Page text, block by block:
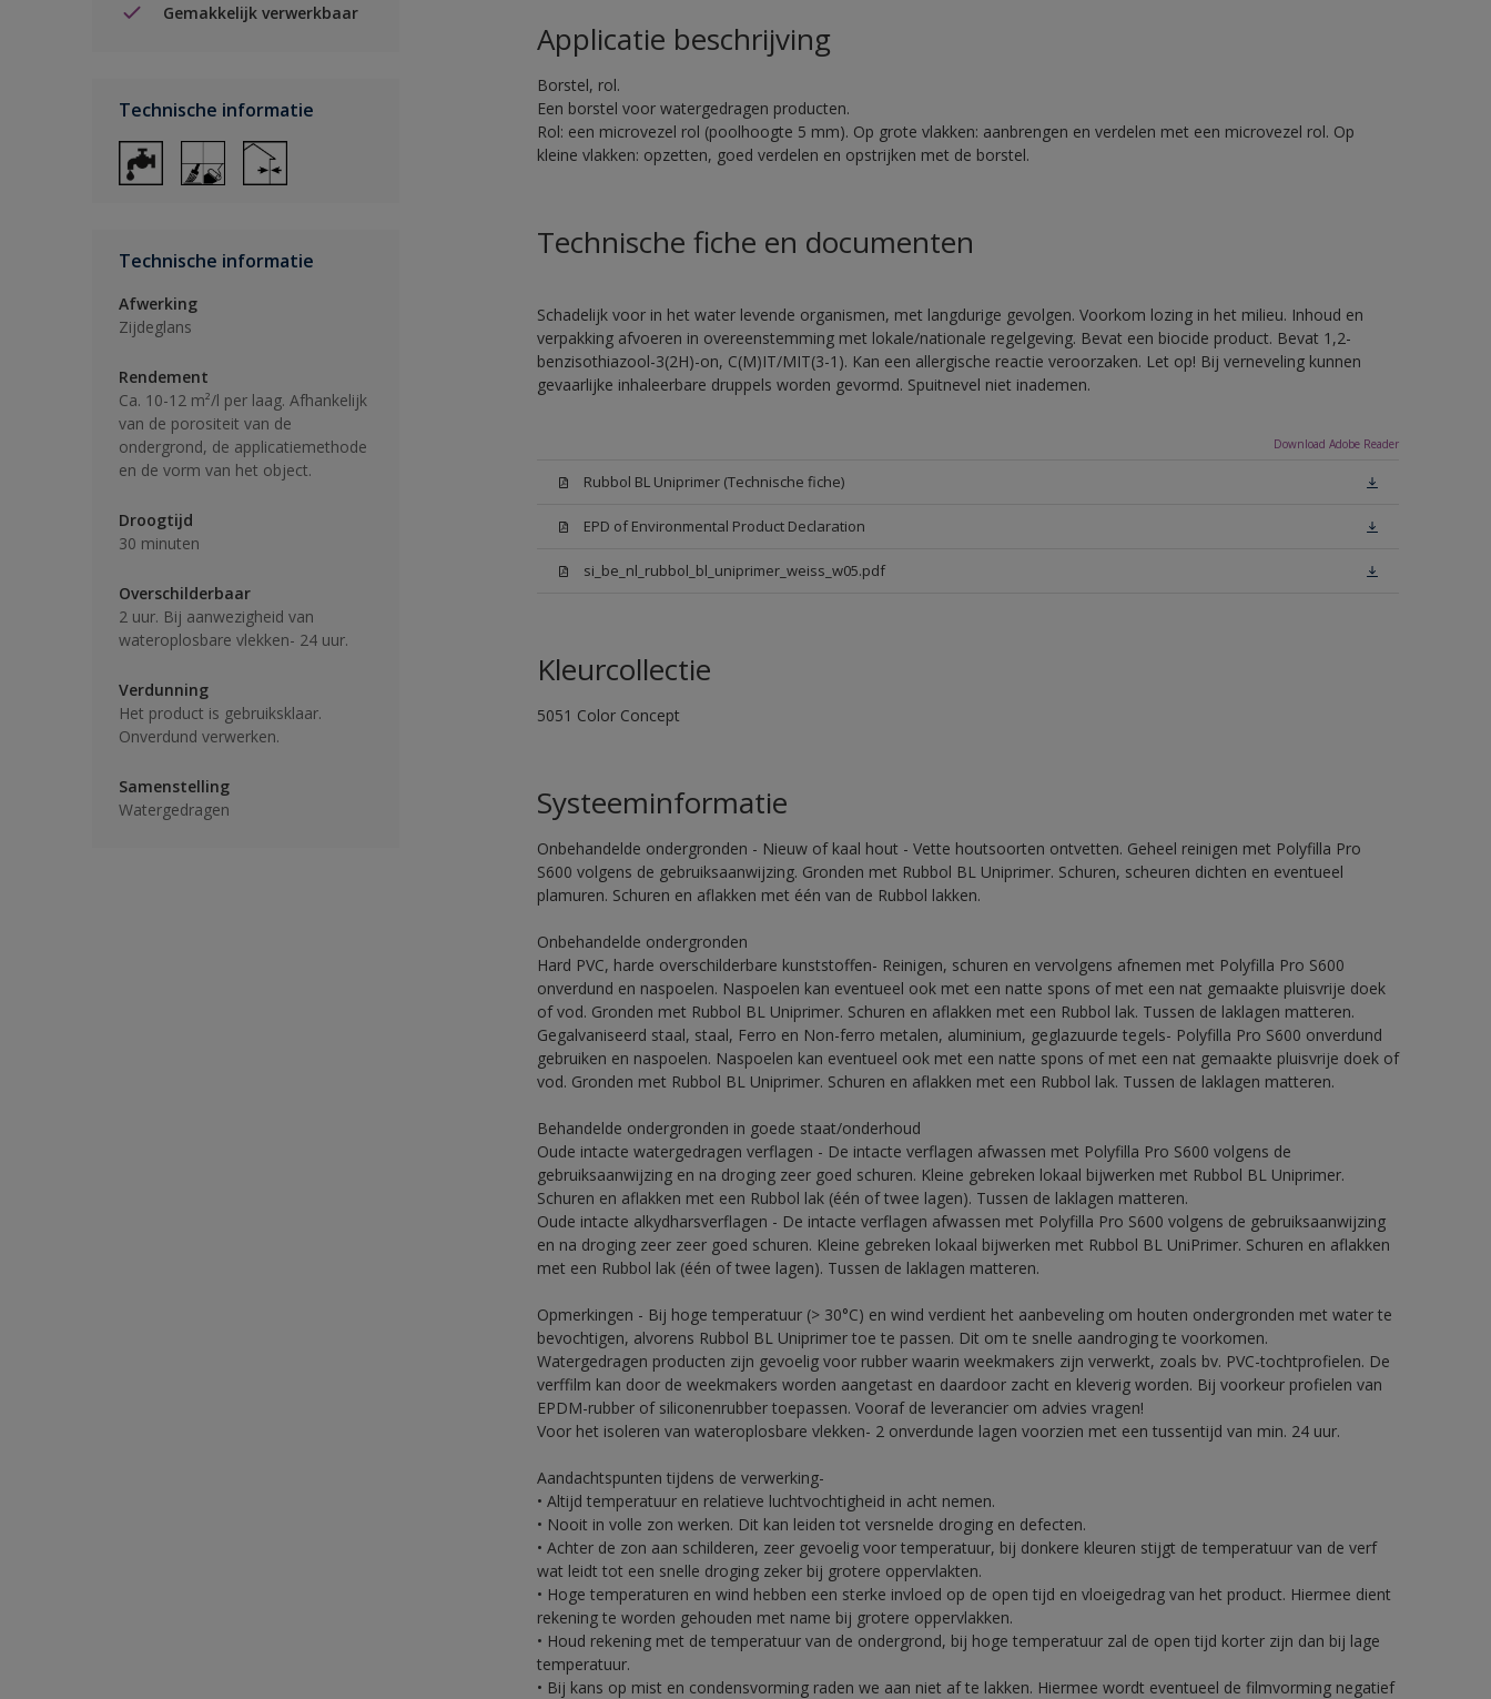
Gemakkelijk verwerkbaar
Technische informatie
Technische informatie
Afwerking
Zijdeglans
Rendement
Ca. 10-12 m²/l per laag. Afhankelijk
van de porositeit van de
ondergrond, de applicatiemethode
en de vorm van het object.
Droogtijd
30 minuten
Overschilderbaar
2 uur. Bij aanwezigheid van
wateroplosbare vlekken- 24 uur.
Verdunning
Het product is gebruiksklaar.
Onverdund verwerken.
Samenstelling
Watergedragen
Applicatie beschrijving
Borstel, rol.
Een borstel voor watergedragen producten.
Rol: een microvezel rol (poolhoogte 5 mm). Op grote vlakken: aanbrengen en verdelen met een microvezel rol. Op
kleine vlakken: opzetten, goed verdelen en opstrijken met de borstel.
Technische fiche en documenten
Schadelijk voor in het water levende organismen, met langdurige gevolgen. Voorkom lozing in het milieu. Inhoud en
verpakking afvoeren in overeenstemming met lokale/nationale regelgeving. Bevat een biocide product. Bevat 1,2-
benzisothiazool-3(2H)-on, C(M)IT/MIT(3-1). Kan een allergische reactie veroorzaken. Let op! Bij verneveling kunnen
gevaarlijke inhaleerbare druppels worden gevormd. Spuitnevel niet inademen.
Download Adobe Reader
Rubbol BL Uniprimer (Technische fiche)
EPD of Environmental Product Declaration
si_be_nl_rubbol_bl_uniprimer_weiss_w05.pdf
Kleurcollectie
5051 Color Concept
Systeeminformatie
Onbehandelde ondergronden - Nieuw of kaal hout - Vette houtsoorten ontvetten. Geheel reinigen met Polyfilla Pro
S600 volgens de gebruiksaanwijzing. Gronden met Rubbol BL Uniprimer. Schuren, scheuren dichten en eventueel
plamuren. Schuren en aflakken met één van de Rubbol lakken.
Onbehandelde ondergronden
Hard PVC, harde overschilderbare kunststoffen- Reinigen, schuren en vervolgens afnemen met Polyfilla Pro S600
onverdund en naspoelen. Naspoelen kan eventueel ook met een natte spons of met een nat gemaakte pluisvrije doek
of vod. Gronden met Rubbol BL Uniprimer. Schuren en aflakken met een Rubbol lak. Tussen de laklagen matteren.
Gegalvaniseerd staal, staal, Ferro en Non-ferro metalen, aluminium, geglazuurde tegels- Polyfilla Pro S600 onverdund
gebruiken en naspoelen. Naspoelen kan eventueel ook met een natte spons of met een nat gemaakte pluisvrije doek of
vod. Gronden met Rubbol BL Uniprimer. Schuren en aflakken met een Rubbol lak. Tussen de laklagen matteren.
Behandelde ondergronden in goede staat/onderhoud
Oude intacte watergedragen verflagen - De intacte verflagen afwassen met Polyfilla Pro S600 volgens de
gebruiksaanwijzing en na droging zeer goed schuren. Kleine gebreken lokaal bijwerken met Rubbol BL Uniprimer.
Schuren en aflakken met een Rubbol lak (één of twee lagen). Tussen de laklagen matteren.
Oude intacte alkydharsverflagen - De intacte verflagen afwassen met Polyfilla Pro S600 volgens de gebruiksaanwijzing
en na droging zeer zeer goed schuren. Kleine gebreken lokaal bijwerken met Rubbol BL UniPrimer. Schuren en aflakken
met een Rubbol lak (één of twee lagen). Tussen de laklagen matteren.
Opmerkingen - Bij hoge temperatuur (> 30°C) en wind verdient het aanbeveling om houten ondergronden met water te
bevochtigen, alvorens Rubbol BL Uniprimer toe te passen. Dit om te snelle aandroging te voorkomen.
Watergedragen producten zijn gevoelig voor rubber waarin weekmakers zijn verwerkt, zoals bv. PVC-tochtprofielen. De
verffilm kan door de weekmakers worden aangetast en daardoor zacht en kleverig worden. Bij voorkeur profielen van
EPDM-rubber of siliconenrubber toepassen. Vooraf de leverancier om advies vragen!
Voor het isoleren van wateroplosbare vlekken- 2 onverdunde lagen voorzien met een tussentijd van min. 24 uur.
Aandachtspunten tijdens de verwerking-
• Altijd temperatuur en relatieve luchtvochtigheid in acht nemen.
• Nooit in volle zon werken. Dit kan leiden tot versnelde droging en defecten.
• Achter de zon aan schilderen, zeer gevoelig voor temperatuur, bij donkere kleuren stijgt de temperatuur van de verf
wat leidt tot een snelle droging zeker bij grotere oppervlakten.
• Hoge temperaturen en wind hebben een sterke invloed op de open tijd en vloeigedrag van het product. Hiermee dient
rekening te worden gehouden met name bij grotere oppervlakken.
• Houd rekening met de temperatuur van de ondergrond, bij hoge temperatuur zal de open tijd korter zijn dan bij lage
temperatuur.
• Bij kans op mist en condensvorming raden we aan niet af te lakken. Hiermee wordt eventueel de filmvorming negatief